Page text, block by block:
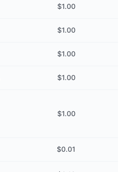
$1.00
$1.00
$1.00
$1.00
$1.00
$0.01